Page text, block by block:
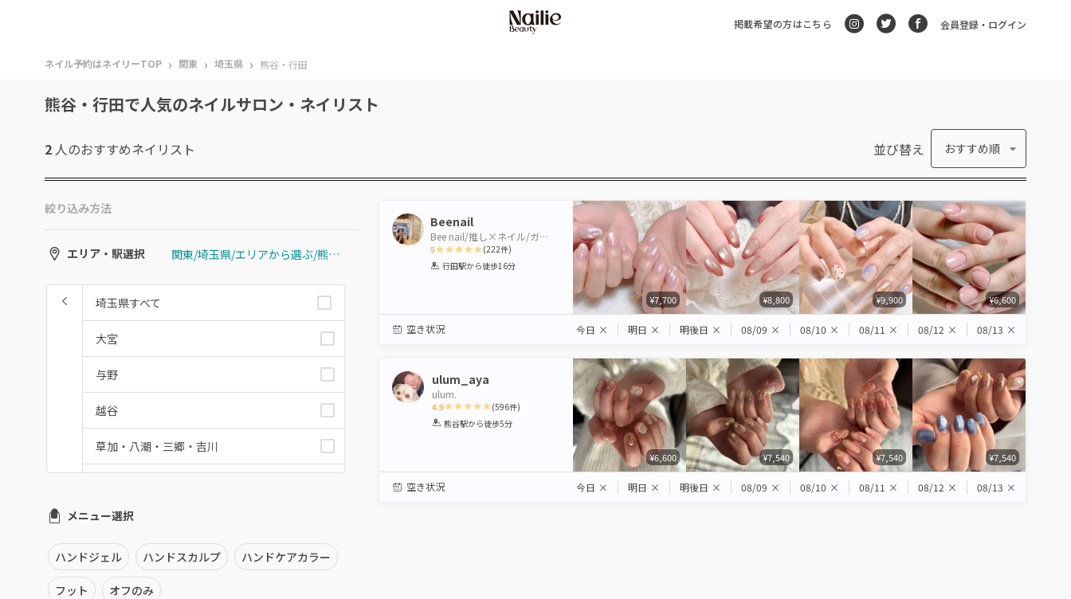
掲載希望の方はこちら 会員登録・ログイン
ネイル予約はネイリーTOP › 関東 › 埼玉県 › 熊谷・行田
熊谷・行田で人気のネイルサロン・ネイリスト
2 人のおすすめネイリスト 並び替え おすすめ順
絞り込み方法
エリア・駅選択 関東/埼玉県/エリアから選ぶ/熊谷・行田
埼玉県すべて
大宮
与野
越谷
草加・八潮・三郷・吉川
戸田
川越・本川越
ふじみ野・鶴瀬・上福岡
メニュー選択
ハンドジェル ハンドスカルプ ハンドケアカラー
フット オフのみ
Beenail
Bee nail/推し×ネイル/ガーデンとネイル
5
1 2 3 4 5
(222件)
行田駅から徒歩16分
¥7,700 ¥8,800 ¥9,900 ¥6,600
空き状況 今日 × 明日 × 明後日 × 08/09 × 08/10 × 08/11 × 08/12 × 08/13 ×
ulum_aya
ulum.
4.9
1 2 3 4 5
(596件)
熊谷駅から徒歩5分
¥6,600 ¥7,540 ¥7,540 ¥7,540
空き状況 今日 × 明日 × 明後日 × 08/09 × 08/10 × 08/11 × 08/12 × 08/13 ×